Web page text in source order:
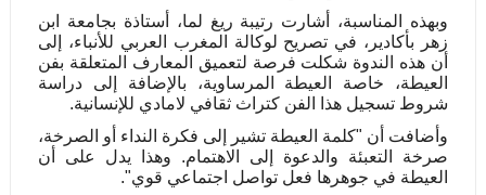
وبهذه المناسبة، أشارت رتيبة ريغ لما، أستاذة بجامعة ابن
زهر بأكادير، في تصريح لوكالة المغرب العربي للأنباء، إلى
أن هذه الندوة شكلت فرصة لتعميق المعارف المتعلقة بفن
العيطة، خاصة العيطة المرساوية، بالإضافة إلى دراسة
شروط تسجيل هذا الفن كتراث ثقافي لامادي للإنسانية.
وأضافت أن "كلمة العيطة تشير إلى فكرة النداء أو الصرخة،
صرخة التعبئة والدعوة إلى الاهتمام. وهذا يدل على أن
العيطة في جوهرها فعل تواصل اجتماعي قوي".